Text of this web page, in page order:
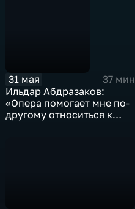
31 мая
37 мин
Ильдар Абдразаков:
«Опера помогает мне по-
другому относиться к